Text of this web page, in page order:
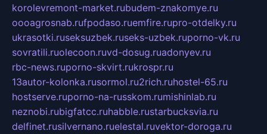
korolevremont-market.rubudem-znakomye.ru
oooagrosnab.rufpodaso.ruemfire.rupro-otdelky.ru
ukrasotki.ruseksuzbek.ruseks-uzbek.ruporno-vk.ru
sovratili.ruolecoon.ruvd-dosug.ruadonyev.ru
rbc-news.ruporno-skvirt.rukrospr.ru
13autor-kolonka.rusormol.ru2rich.ruhostel-65.ru
hostserve.ruporno-na-russkom.rumishinlab.ru
neznobi.rubigfatcc.ruhabble.rustarbucksvia.ru
delfinet.rusilvernano.ruelestal.ruvektor-doroga.ru